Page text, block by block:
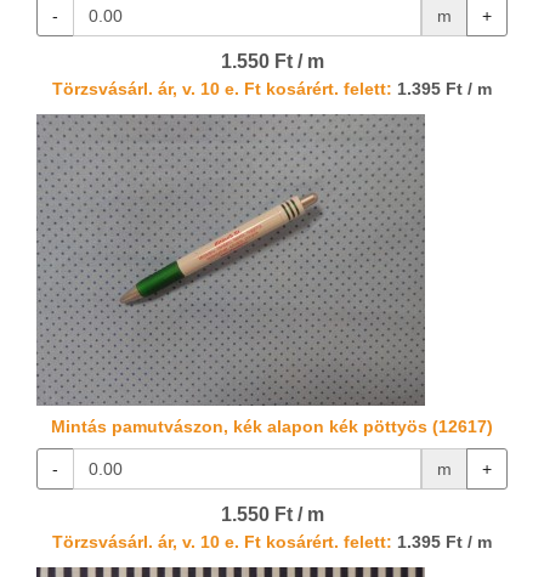
- m +
1.550 Ft / m
Törzsvásárl. ár, v. 10 e. Ft kosárért. felett: 1.395 Ft / m
Mintás pamutvászon, kék alapon kék pöttyös (12617)
- m +
1.550 Ft / m
Törzsvásárl. ár, v. 10 e. Ft kosárért. felett: 1.395 Ft / m